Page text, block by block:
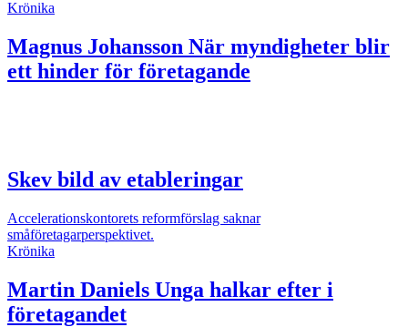
Krönika
Magnus Johansson När myndigheter blir
ett hinder för företagande
Skev bild av etableringar
Accelerationskontorets reformförslag saknar
småföretagarperspektivet.
Krönika
Martin Daniels Unga halkar efter i
företagandet